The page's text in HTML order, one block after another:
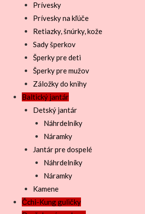
Prívesky
Prívesky na kľúče
Retiazky, šnúrky, kože
Sady šperkov
Šperky pre deti
Šperky pre mužov
Záložky do knihy
Baltický jantár
Detský jantár
Náhrdelníky
Náramky
Jantár pre dospelé
Náhrdelníky
Náramky
Kamene
Čchi-Kung guličky